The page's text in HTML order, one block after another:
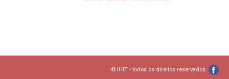
© IHIT - todos os direitos reservados.